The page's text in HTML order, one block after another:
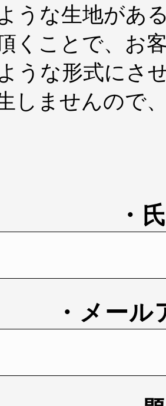
うな生地があ
くことで、お
うな形式にさ
しませんので
・
・メー